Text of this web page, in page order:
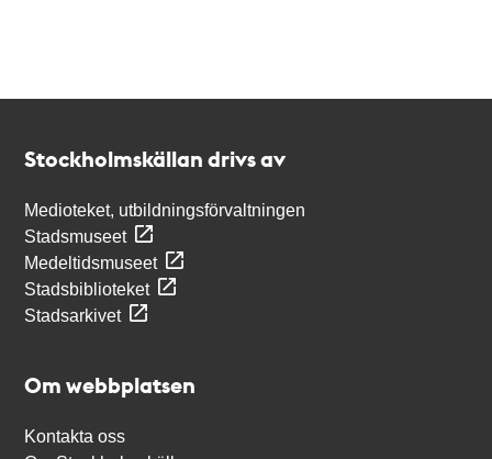
Stockholmskällan drivs av
Medioteket, utbildningsförvaltningen
Stadsmuseet
Medeltidsmuseet
Stadsbiblioteket
Stadsarkivet
Om webbplatsen
Kontakta oss